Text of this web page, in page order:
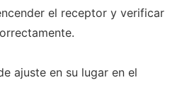
el receptor y verificar
ajuste en su lugar en el